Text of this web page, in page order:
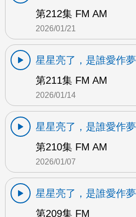
第212集 FM AM
2026/01/21
星星亮了，是誰愛作夢
第211集 FM AM
2026/01/14
星星亮了，是誰愛作夢
第210集 FM AM
2026/01/07
星星亮了，是誰愛作夢
第209集 FM